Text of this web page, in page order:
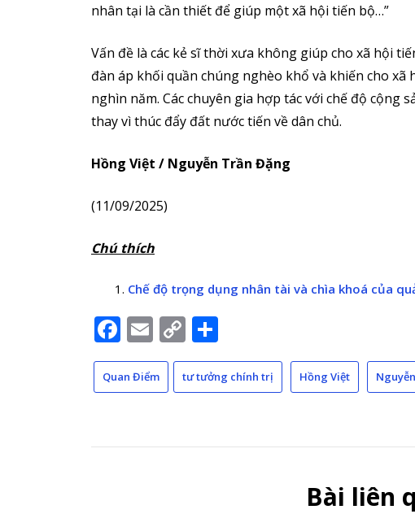
nhân tại là cần thiết để giúp một xã hội tiến bộ…”
Vấn đề là các kẻ sĩ thời xưa không giúp cho xã hội
đàn áp khối quần chúng nghèo khổ và khiến cho
nghìn năm. Các chuyên gia hợp tác với chế độ cộng
thay vì thúc đẩy đất nước tiến về dân chủ.
Hồng Việt / Nguyễn Trần Đặng
(11/09/2025)
Chú thích
Chế độ trọng dụng nhân tài và chìa khoá của
Facebook
Email
Copy
Link
Quan Điểm tư tưởng chính trị Hồng Việt
Bài liên